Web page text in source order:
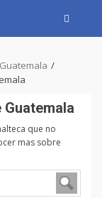
que no
mas sobre